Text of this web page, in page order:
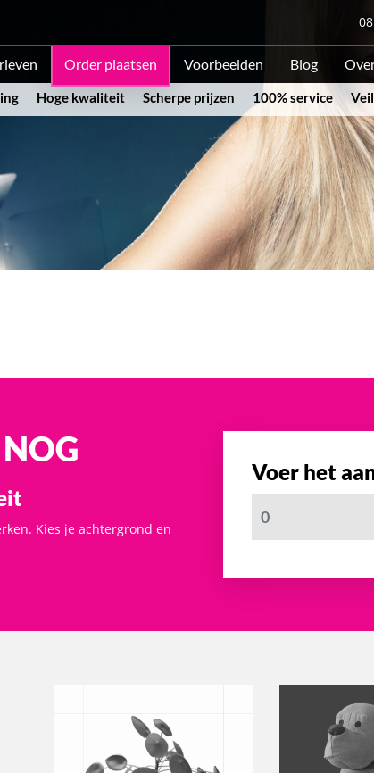
Order plaatsen Voorbeelden Blog
Hoge kwaliteit Scherpe prijzen 100% service
Kies je achtergrond en
Voer het